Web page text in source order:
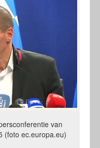
van
(foto ec.europa.eu)